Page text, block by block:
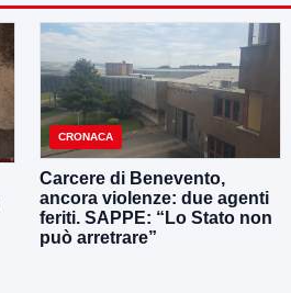
CRONACA
Carcere di Benevento,
ancora violenze: due agenti
feriti. SAPPE: “Lo Stato non
può arretrare”